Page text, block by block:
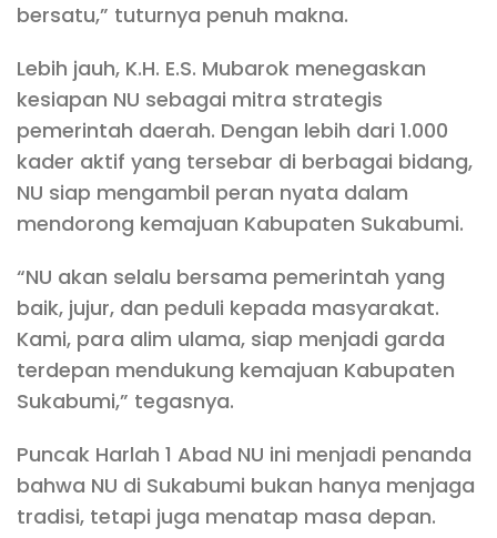
bersatu,” tuturnya penuh makna.
Lebih jauh, K.H. E.S. Mubarok menegaskan
kesiapan NU sebagai mitra strategis
pemerintah daerah. Dengan lebih dari 1.000
kader aktif yang tersebar di berbagai bidang,
NU siap mengambil peran nyata dalam
mendorong kemajuan Kabupaten Sukabumi.
“NU akan selalu bersama pemerintah yang
baik, jujur, dan peduli kepada masyarakat.
Kami, para alim ulama, siap menjadi garda
terdepan mendukung kemajuan Kabupaten
Sukabumi,” tegasnya.
Puncak Harlah 1 Abad NU ini menjadi penanda
bahwa NU di Sukabumi bukan hanya menjaga
tradisi, tetapi juga menatap masa depan.